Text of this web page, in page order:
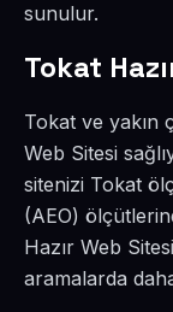
sunulur.
Tokat
Tokat ve yakın
Web Sitesi
sitenizi Tokat
(AEO)
Hazır Web
aramalarda